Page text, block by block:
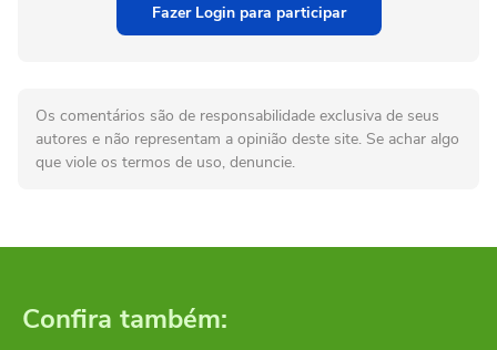
Fazer Login para participar
Os comentários são de responsabilidade exclusiva de seus
autores e não representam a opinião deste site. Se achar algo
que viole os termos de uso, denuncie.
Confira também: